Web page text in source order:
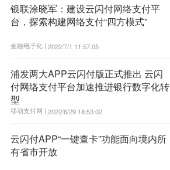
银联涂晓军：建设云闪付网络支付平
台，探索构建网络支付“四方模式”
金融电子化 | 2022/7/1 11:57:05
浦发两大APP云闪付版正式推出 云闪
付网络支付平台加速推进银行数字化转
型
移动支付网 | 2022/6/29 18:53:02
云闪付APP“一键查卡”功能面向境内所
有省市开放